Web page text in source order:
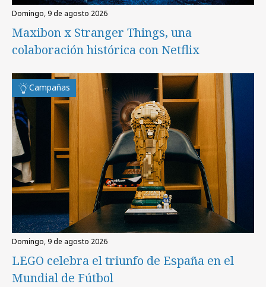
domingo, 9 de agosto 2026
Maxibon x Stranger Things, una
colaboración histórica con Netflix
Campañas
domingo, 9 de agosto 2026
LEGO celebra el triunfo de España en el
Mundial de Fútbol